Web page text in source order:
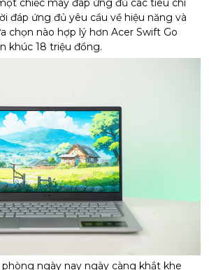
chiếc máy đáp ứng đủ các tiêu chí
đáp ứng đủ yêu cầu về hiệu năng và
chọn nào hợp lý hơn Acer Swift Go
khúc 18 triệu đồng.
ngày nay ngày càng khắt khe